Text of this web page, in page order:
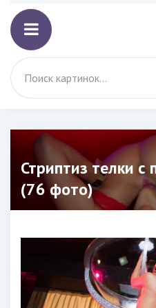
Стриптиз телки
(76 фото)